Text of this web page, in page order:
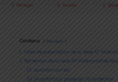
Partager Tweeter
Contenu Masquer
1 Vidéo de présentation de la Veste AT
2 Test terrain de la veste AT Waterproof de
2.1
Le confort sur soi
2.2 Le confort qui passe par la protection